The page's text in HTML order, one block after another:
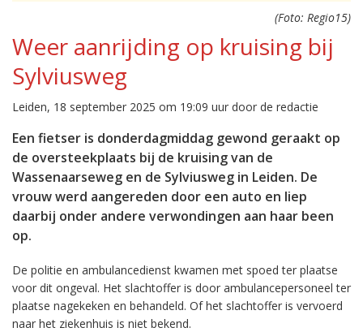
(Foto: Regio15)
Weer aanrijding op kruising bij
Sylviusweg
Leiden, 18 september 2025 om 19:09 uur door de redactie
Een fietser is donderdagmiddag gewond geraakt op
de oversteekplaats bij de kruising van de
Wassenaarseweg en de Sylviusweg in Leiden. De
vrouw werd aangereden door een auto en liep
daarbij onder andere verwondingen aan haar been
op.
De politie en ambulancedienst kwamen met spoed ter plaatse
voor dit ongeval. Het slachtoffer is door ambulancepersoneel ter
plaatse nagekeken en behandeld. Of het slachtoffer is vervoerd
naar het ziekenhuis is niet bekend.